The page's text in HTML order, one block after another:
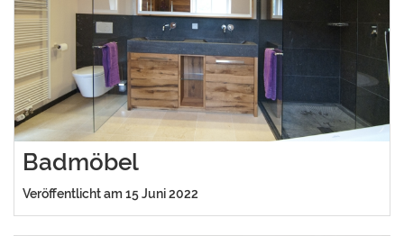
Badmöbel
Veröffentlicht am 15 Juni 2022